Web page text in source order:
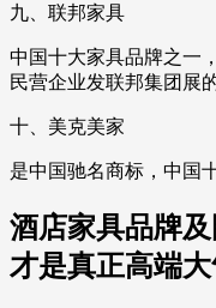
九、联邦家具
中国十大家具品牌之一
民营企业发联邦集团展
十、美克美家
是中国驰名商标，中国
酒店家具品牌
才是真正高端